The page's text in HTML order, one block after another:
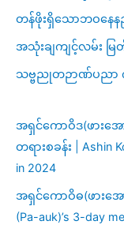
တန်ဖိုးရှိသောဘဝနေန
အသုံးချကျင့်လမ်း မြတ်
သဗ္ဗညုတဉာဏ်ပညာ
အရှင်ကောဝိဒ(ဖားအ
တရားစခန်း | Ashin
in 2024
အရှင်ကောဝိဓ(ဖားအေ
(Pa-auk)’s 3-day